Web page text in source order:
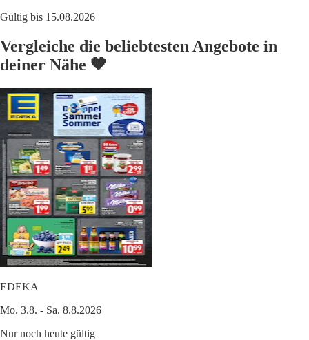
Gültig bis 15.08.2026
Vergleiche die beliebtesten Angebote in
deiner Nähe 🧡
EDEKA
Mo. 3.8. - Sa. 8.8.2026
Nur noch heute gültig